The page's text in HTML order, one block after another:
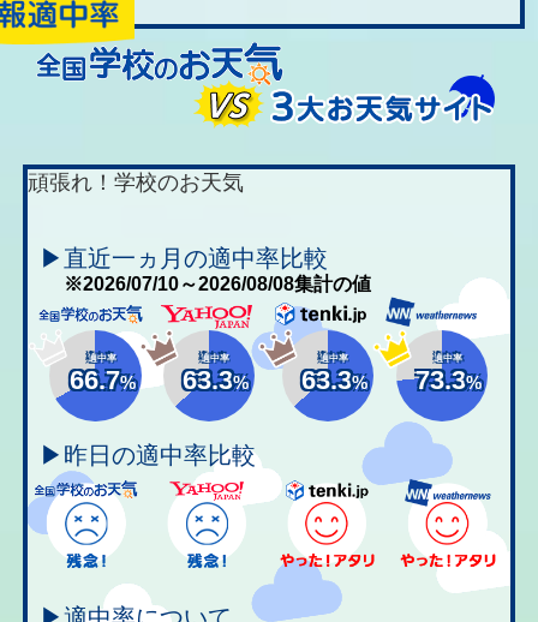
頑張れ！学校のお天気
▶直近一ヵ月の適中率比較
※2026/07/10～2026/08/08集計の値
適中率
66.7%
適中率
63.3%
適中率
63.3%
適中率
73.3%
▶昨日の適中率比較